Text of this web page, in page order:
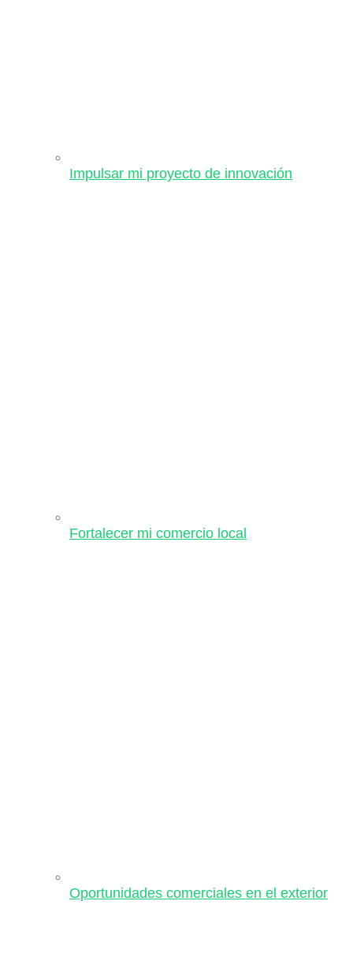
Impulsar mi proyecto de innovación
Fortalecer mi comercio local
Oportunidades comerciales en el exterior